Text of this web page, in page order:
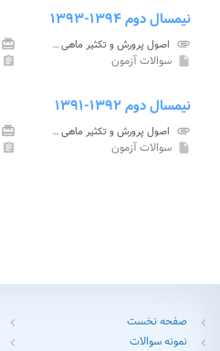
نیمسال دوم ۱۳۹۴-۱۳۹۳
attachment اصول پرورش و تکثیر ماهی پیام نور card_giftcard
insert_drive_file سوالات آزمون assignment
نیمسال دوم ۱۳۹۲-۱۳۹۱
attachment اصول پرورش و تکثیر ماهی پیام نور card_giftcard
insert_drive_file سوالات آزمون assignment
chevron_left صفحه نخست chevron_left
chevron_left نمونه سوالات chevron_left